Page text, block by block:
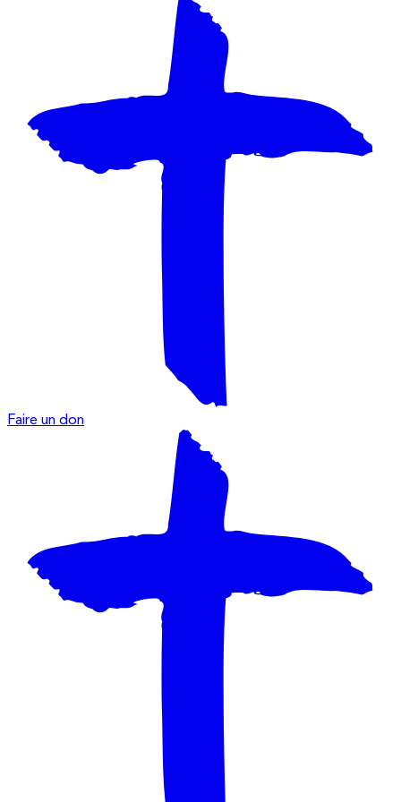
Faire un don